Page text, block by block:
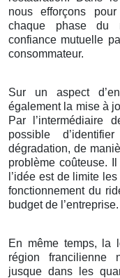
nous efforçons
chaque phase du
confiance mutuelle
consommateur.
Sur un aspect
également la mise à
Par l’intermédiaire
possible
dégradation, de
problème coûteuse.
l’idée est de limite
fonctionnement du
budget de l’entreprise.
En même temps, la
région francilienne
jusque dans les